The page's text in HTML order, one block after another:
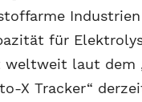
für
weltweit laut dem
X Tracker“